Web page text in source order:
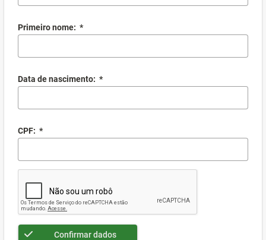
Primeiro nome: *
Data de nascimento: *
CPF: *
Confirmar dados